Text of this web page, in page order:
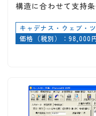
構造に合わせて支持
キャデナス・ウェブ・
価格（税別）：98,000